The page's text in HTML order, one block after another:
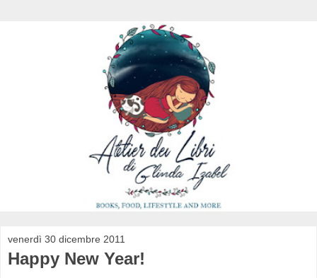
venerdì 30 dicembre 2011
Happy New Year!